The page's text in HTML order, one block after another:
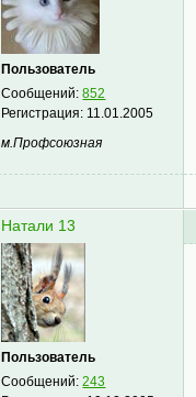
Пользователь
Сообщений:852
Регистрация: 11.01.2005
м.Профсоюзная
Натали 13
Пользователь
Сообщений:243